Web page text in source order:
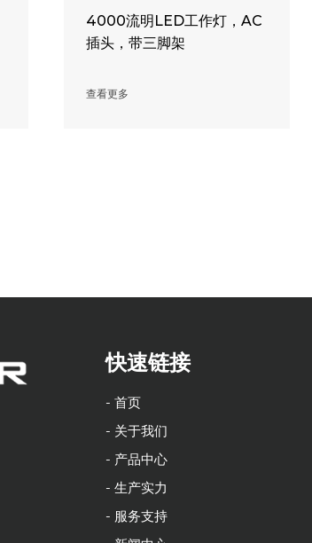
4000流明LED工作灯，AC
插头，带三脚架
查看更多
快速链接
- 首页
- 关于我们
- 产品中心
- 生产实力
- 服务支持